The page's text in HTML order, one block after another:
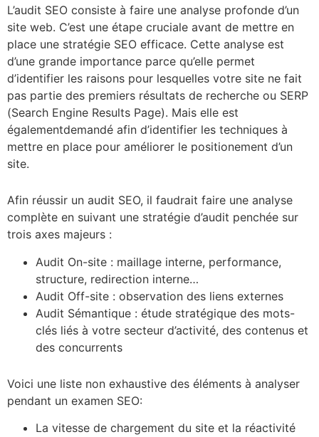
L’audit SEO consiste à faire une analyse profonde d’un
site web. C’est une étape cruciale avant de mettre en
place une stratégie SEO efficace. Cette analyse est
d’une grande importance parce qu’elle permet
d’identifier les raisons pour lesquelles votre site ne fait
pas partie des premiers résultats de recherche ou SERP
(Search Engine Results Page). Mais elle est
égalementdemandé afin d’identifier les techniques à
mettre en place pour améliorer le positionement d’un
site.
Afin réussir un audit SEO, il faudrait faire une analyse
complète en suivant une stratégie d’audit penchée sur
trois axes majeurs :
Audit On-site : maillage interne, performance,
structure, redirection interne…
Audit Off-site : observation des liens externes
Audit Sémantique : étude stratégique des mots-
clés liés à votre secteur d’activité, des contenus et
des concurrents
Voici une liste non exhaustive des éléments à analyser
pendant un examen SEO:
La vitesse de chargement du site et la réactivité